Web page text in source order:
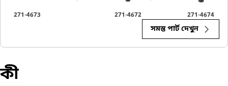
271-4673 271-4672 271-4674
সমস্ত পার্ট দেখুন
কী